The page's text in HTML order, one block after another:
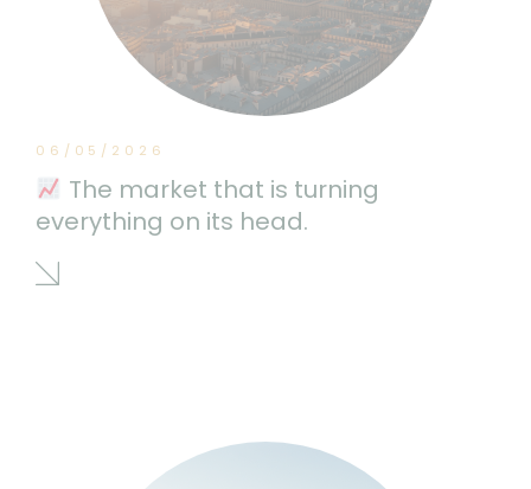
06/05/2026
The market that is turning
everything on its head.